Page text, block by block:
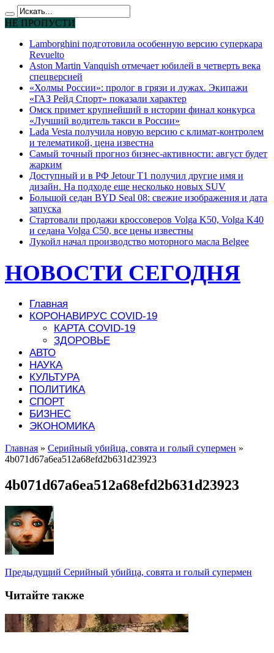
НЕ ПРОПУСТИ
Lamborghini подготовила особенную версию суперкара
Revuelto
Aston Martin Vanquish отмечает юбилей в четверть века
спецверсией
«Холмы России»: пролог в грязи и лужах. Экипажи
«ГАЗ Рейд Спорт» показали характер
Омск примет крупнейший в истории финал конкурса
«Лучший водитель такси в России»
Lada Vesta получила новую версию с климат-контролем
и телематикой, цена известна
Самый точный прогноз бизнес-активности: август будет
жарким
Доступный и в РФ Jetour T1 получил другие имя и
дизайн. На подходе еще несколько новых SUV
Большой седан BYD Seal 08: свежие изображения и дата
запуска
Стартовали продажи кроссоверов Volga K50, Volga K40
и седана Volga C50, все цены известны
Лукойл начал производство моторного масла Belgee
НОВОСТИ СЕГОДНЯ
Главная
КОРОНАВИРУС COVID-19
КАРТА COVID-19
ЗДОРОВЬЕ
АВТО
НАУКА
КУЛЬТУРА
ПОЛИТИКА
СПОРТ
БИЗНЕС
ЭКОНОМИКА
Главная » Серийный убийца, совята и голый супермен »
4b071d67a6ea512a68efd2b631d23923
4b071d67a6ea512a68efd2b631d23923
Предыдущий Серийный убийца, совята и голый супермен
Читайте также